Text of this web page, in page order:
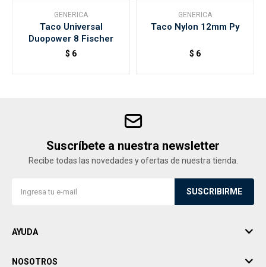
GENERICA
Taco Universal
Duopower 8 Fischer
$ 6
GENERICA
Taco Nylon 12mm Py
$ 6
Suscríbete a nuestra newsletter
Recibe todas las novedades y ofertas de nuestra tienda.
SUSCRIBIRME
AYUDA
NOSOTROS